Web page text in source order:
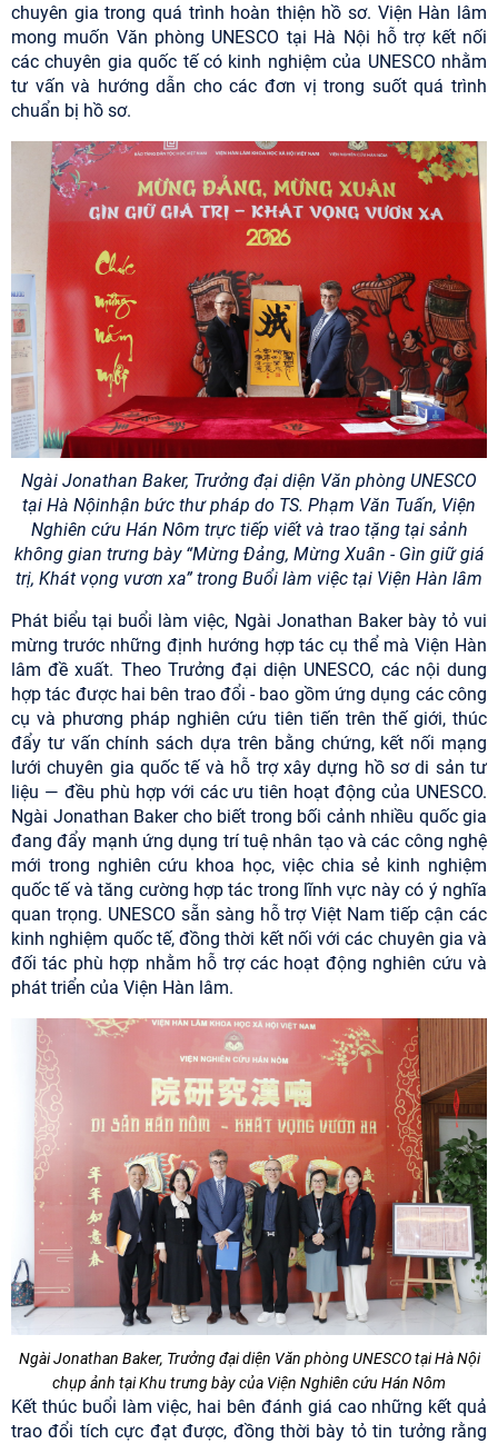
chuyên gia trong quá trình hoàn thiện hồ sơ. Viện Hàn lâm
mong muốn Văn phòng UNESCO tại Hà Nội hỗ trợ kết nối
các chuyên gia quốc tế có kinh nghiệm của UNESCO nhằm
tư vấn và hướng dẫn cho các đơn vị trong suốt quá trình
chuẩn bị hồ sơ.
Ngài Jonathan Baker, Trưởng đại diện Văn phòng UNESCO
tại Hà Nộinhận bức thư pháp do TS. Phạm Văn Tuấn, Viện
Nghiên cứu Hán Nôm trực tiếp viết và trao tặng tại sảnh
không gian trưng bày “Mừng Đảng, Mừng Xuân - Gìn giữ giá
trị, Khát vọng vươn xa” trong Buổi làm việc tại Viện Hàn lâm
Phát biểu tại buổi làm việc, Ngài Jonathan Baker bày tỏ vui
mừng trước những định hướng hợp tác cụ thể mà Viện Hàn
lâm đề xuất. Theo Trưởng đại diện UNESCO, các nội dung
hợp tác được hai bên trao đổi - bao gồm ứng dụng các công
cụ và phương pháp nghiên cứu tiên tiến trên thế giới, thúc
đẩy tư vấn chính sách dựa trên bằng chứng, kết nối mạng
lưới chuyên gia quốc tế và hỗ trợ xây dựng hồ sơ di sản tư
liệu — đều phù hợp với các ưu tiên hoạt động của UNESCO.
Ngài Jonathan Baker cho biết trong bối cảnh nhiều quốc gia
đang đẩy mạnh ứng dụng trí tuệ nhân tạo và các công nghệ
mới trong nghiên cứu khoa học, việc chia sẻ kinh nghiệm
quốc tế và tăng cường hợp tác trong lĩnh vực này có ý nghĩa
quan trọng. UNESCO sẵn sàng hỗ trợ Việt Nam tiếp cận các
kinh nghiệm quốc tế, đồng thời kết nối với các chuyên gia và
đối tác phù hợp nhằm hỗ trợ các hoạt động nghiên cứu và
phát triển của Viện Hàn lâm.
Ngài Jonathan Baker, Trưởng đại diện Văn phòng UNESCO tại Hà Nội
chụp ảnh tại Khu trưng bày của Viện Nghiên cứu Hán Nôm
Kết thúc buổi làm việc, hai bên đánh giá cao những kết quả
trao đổi tích cực đạt được, đồng thời bày tỏ tin tưởng rằng